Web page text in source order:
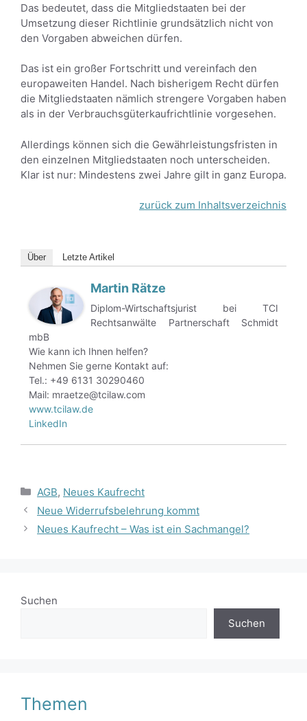
Das bedeutet, dass die Mitgliedstaaten bei der
Umsetzung dieser Richtlinie grundsätzlich nicht von
den Vorgaben abweichen dürfen.
Das ist ein großer Fortschritt und vereinfach den
europaweiten Handel. Nach bisherigem Recht dürfen
die Mitgliedstaaten nämlich strengere Vorgaben haben
als in der Verbrauchsgüterkaufrichtlinie vorgesehen.
Allerdings können sich die Gewährleistungsfristen in
den einzelnen Mitgliedstaaten noch unterscheiden.
Klar ist nur: Mindestens zwei Jahre gilt in ganz Europa.
zurück zum Inhaltsverzeichnis
Über Letzte Artikel
Martin Rätze
Diplom-Wirtschaftsjurist bei TCI
Rechtsanwälte Partnerschaft Schmidt
mbB
Wie kann ich Ihnen helfen?
Nehmen Sie gerne Kontakt auf:
Tel.: +49 6131 30290460
Mail: mraetze@tcilaw.com
www.tcilaw.de
LinkedIn
Kategorien
AGB, Neues Kaufrecht
Neue Widerrufsbelehrung kommt
Neues Kaufrecht – Was ist ein Sachmangel?
Suchen
Suchen
Themen